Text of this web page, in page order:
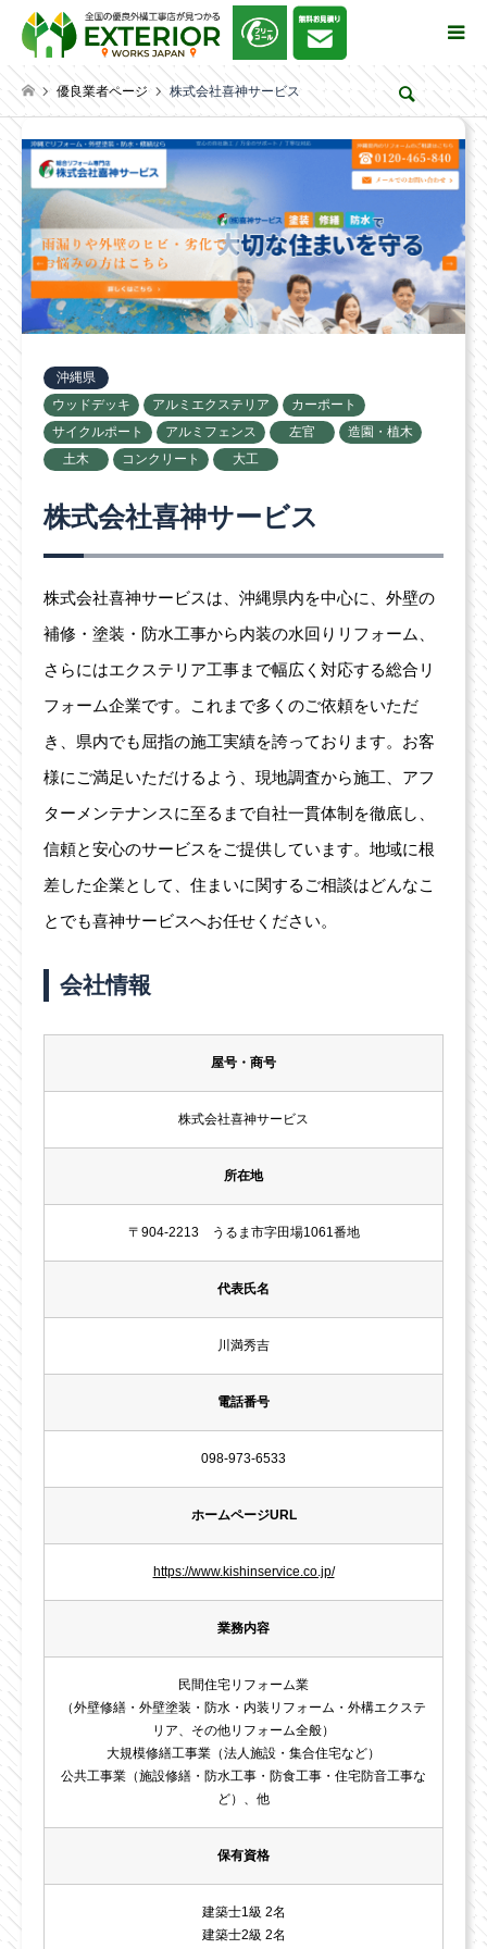
検索
優良業者ページ 株式会社喜神サービス
沖縄県
ウッドデッキ
アルミエクステリア
カーポート
サイクルポート
アルミフェンス 左官
造園・植木
土木
コンクリート 大工
株式会社喜神サービス
株式会社喜神サービスは、沖縄県内を中心に、外壁の
補修・塗装・防水工事から内装の水回りリフォーム、
さらにはエクステリア工事まで幅広く対応する総合リ
フォーム企業です。これまで多くのご依頼をいただ
き、県内でも屈指の施工実績を誇っております。お客
様にご満足いただけるよう、現地調査から施工、アフ
ターメンテナンスに至るまで自社一貫体制を徹底し、
信頼と安心のサービスをご提供しています。地域に根
差した企業として、住まいに関するご相談はどんなこ
とでも喜神サービスへお任せください。
会社情報
屋号・商号
株式会社喜神サービス
所在地
〒904-2213 うるま市字田場1061番地
代表氏名
川満秀吉
電話番号
098-973-6533
ホームページURL
https://www.kishinservice.co.jp/
業務内容
民間住宅リフォーム業
（外壁修繕・外壁塗装・防水・内装リフォーム・外構エクステ
リア、その他リフォーム全般）
大規模修繕工事業（法人施設・集合住宅など）
公共工事業（施設修繕・防水工事・防食工事・住宅防音工事な
ど）、他
保有資格
建築士1級 2名
建築士2級 2名